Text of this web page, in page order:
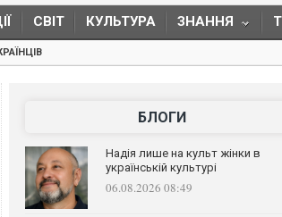
СВІТ КУЛЬТУРА ЗНАННЯ
БЛОГИ
Надія лише на культ жінки в
українській культурі
06.08.2026 08:49